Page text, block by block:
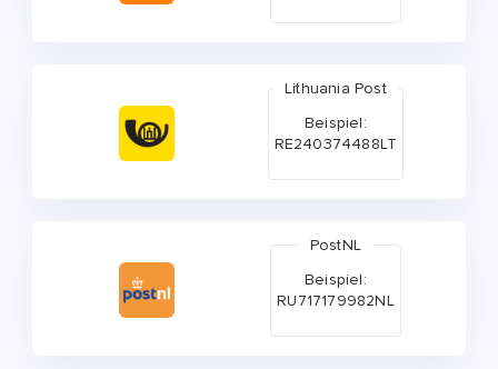
Lithuania Post
Beispiel:
RE240374488LT
PostNL
Beispiel:
RU717179982NL